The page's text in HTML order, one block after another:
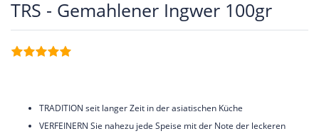
TRS - Gemahlener Ingwer 100gr
TRADITION seit langer Zeit in der asiatischen Küche
VERFEINERN Sie nahezu jede Speise mit der Note der leckeren